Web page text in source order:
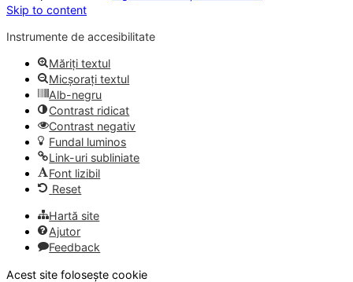
Skip to content
Instrumente de accesibilitate
Măriți textul
Micșorați textul
Alb-negru
Contrast ridicat
Contrast negativ
Fundal luminos
Link-uri subliniate
Font lizibil
Reset
Hartă site
Ajutor
Feedback
Acest site folosește cookie